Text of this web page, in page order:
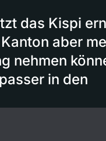
das Kispi
aber
nehmen
in den